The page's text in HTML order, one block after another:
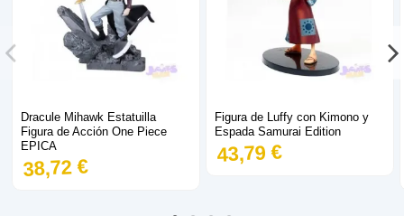
Dracule Mihawk Estatuilla
Figura de Acción One Piece
EPICA
38,72 €
Figura de Luffy con Kimono y
Espada Samurai Edition
43,79 €